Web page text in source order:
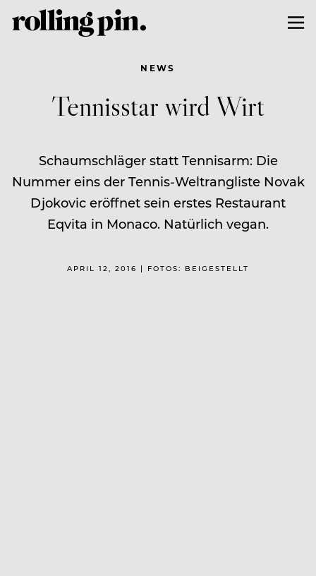
NEWS
Tennisstar wird Wirt
Schaumschläger statt Tennisarm: Die
Nummer eins der Tennis-Weltrangliste Novak
Djokovic eröffnet sein erstes Restaurant
Eqvita in Monaco. Natürlich vegan.
APRIL 12, 2016 | FOTOS: BEIGESTELLT